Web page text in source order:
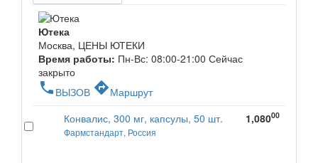
Ютека
Москва, ЦЕНЫ ЮТЕКИ
Время работы: Пн-Вс: 08:00-21:00 Сейчас
закрыто
phone ВЫЗОВ directionsМаршрут
Конвалис, 300 мг, капсулы, 50 шт.
Фармстандарт, Россия
1,08000